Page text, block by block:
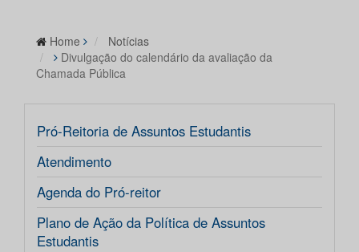
Home
Notícias
Divulgação do calendário da avaliação da
Chamada Pública
Pró-Reitoria de Assuntos Estudantis
Atendimento
Agenda do Pró-reitor
Plano de Ação da Política de Assuntos
Estudantis